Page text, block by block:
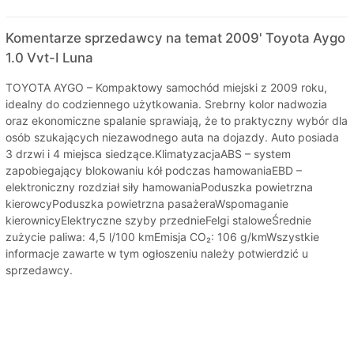
Komentarze sprzedawcy na temat 2009' Toyota Aygo
1.0 Vvt-I Luna
TOYOTA AYGO – Kompaktowy samochód miejski z 2009 roku,
idealny do codziennego użytkowania. Srebrny kolor nadwozia
oraz ekonomiczne spalanie sprawiają, że to praktyczny wybór dla
osób szukających niezawodnego auta na dojazdy. Auto posiada
3 drzwi i 4 miejsca siedzące.KlimatyzacjaABS – system
zapobiegający blokowaniu kół podczas hamowaniaEBD –
elektroniczny rozdział siły hamowaniaPoduszka powietrzna
kierowcyPoduszka powietrzna pasażeraWspomaganie
kierownicyElektryczne szyby przednieFelgi staloweŚrednie
zużycie paliwa: 4,5 l/100 kmEmisja CO₂: 106 g/kmWszystkie
informacje zawarte w tym ogłoszeniu należy potwierdzić u
sprzedawcy.